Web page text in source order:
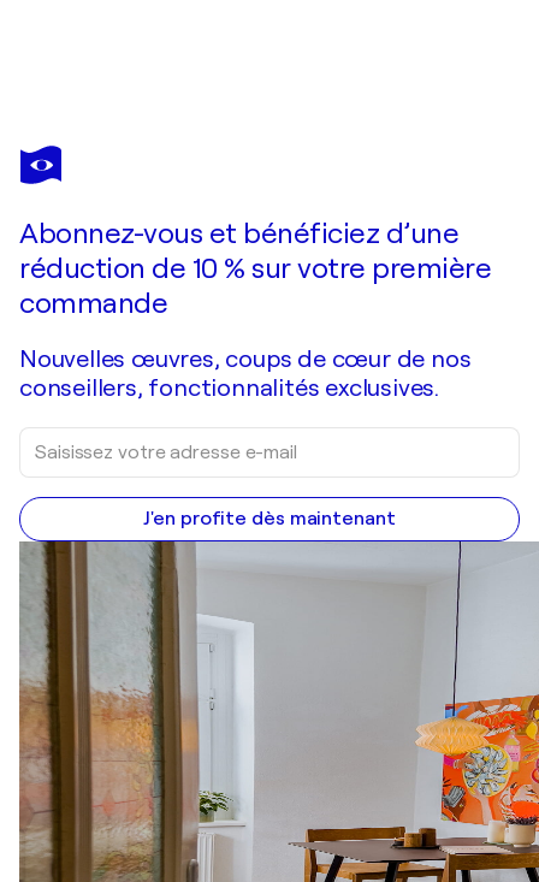
PAOLA MILÁN
THOSE MOMENTS WITH THEM
Abonnez-vous et bénéficiez d’une
réduction de 10 % sur votre première
commande
Nouvelles œuvres, coups de cœur de nos
conseillers, fonctionnalités exclusives.
J'en profite dès maintenant